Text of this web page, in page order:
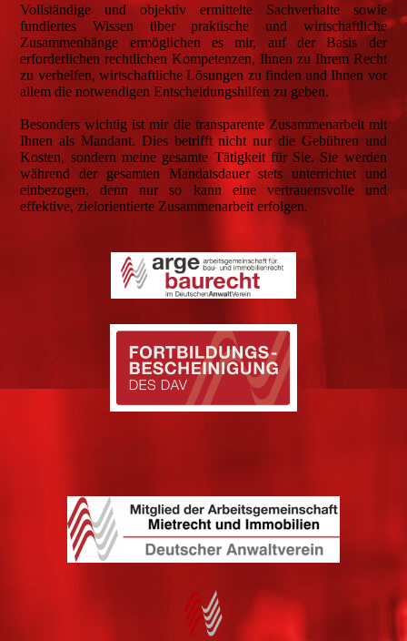
Vollständige und objektiv ermittelte Sachverhalte sowie
fundiertes Wissen über praktische und wirtschaftliche
Zusammenhänge ermöglichen es mir, auf der Basis der
erforderlichen rechtlichen Kompetenzen, Ihnen zu Ihrem Recht
zu verhelfen, wirtschaftliche Lösungen zu finden und Ihnen vor
allem die notwendigen Entscheidungshilfen zu geben.
Besonders wichtig ist mir die transparente Zusammenarbeit mit
Ihnen als Mandant. Dies betrifft nicht nur die Gebühren und
Kosten, sondern meine gesamte Tätigkeit für Sie. Sie werden
während der gesamten Mandatsdauer stets unterrichtet und
einbezogen, denn nur so kann eine vertrauensvolle und
effektive, zielorientierte Zusammenarbeit erfolgen.